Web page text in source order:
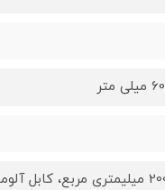
کابل مسی 200 میلیمتری مربع، کابل